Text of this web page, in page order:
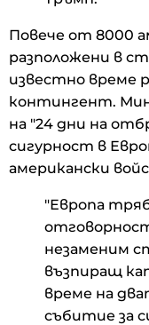
Повече от 8000
разположени в
известно време
контингент.
на "24 дни на
сигурност в
американски
"Европа
незаменим
възпиращ
време на
събитие за